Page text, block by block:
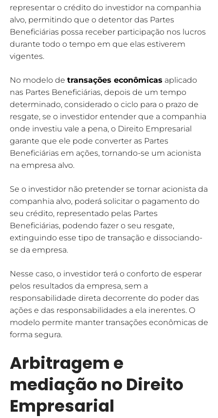
representar o crédito do investidor na companhia
alvo, permitindo que o detentor das Partes
Beneficiárias possa receber participação nos lucros
durante todo o tempo em que elas estiverem
vigentes.
No modelo de transações econômicas aplicado
nas Partes Beneficiárias, depois de um tempo
determinado, considerado o ciclo para o prazo de
resgate, se o investidor entender que a companhia
onde investiu vale a pena, o Direito Empresarial
garante que ele pode converter as Partes
Beneficiárias em ações, tornando-se um acionista
na empresa alvo.
Se o investidor não pretender se tornar acionista da
companhia alvo, poderá solicitar o pagamento do
seu crédito, representado pelas Partes
Beneficiárias, podendo fazer o seu resgate,
extinguindo esse tipo de transação e dissociando-
se da empresa.
Nesse caso, o investidor terá o conforto de esperar
pelos resultados da empresa, sem a
responsabilidade direta decorrente do poder das
ações e das responsabilidades a ela inerentes. O
modelo permite manter transações econômicas de
forma segura.
Arbitragem e
mediação no Direito
Empresarial